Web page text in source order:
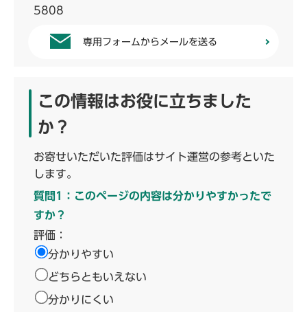
5808
専用フォームからメールを送る
この情報はお役に立ちました
か？
お寄せいただいた評価はサイト運営の参考といた
します。
質問1：このページの内容は分かりやすかったで
すか？
評価：
分かりやすい
どちらともいえない
分かりにくい